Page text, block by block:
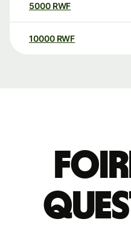
5000 RWF
10000 RWF